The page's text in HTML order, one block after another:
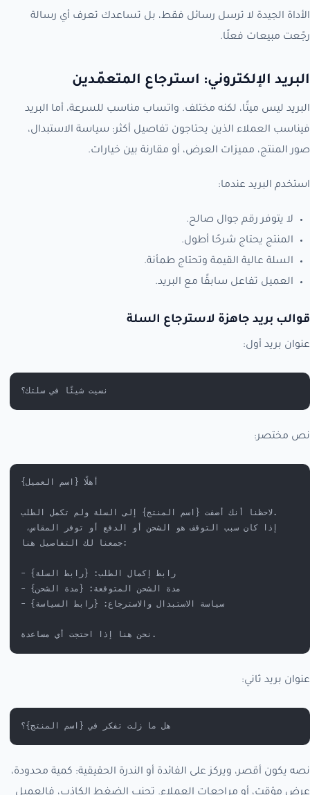
الأداة الجيدة لا ترسل رسائل فقط، بل تساعدك تعرف أي رسالة
رجّعت مبيعات فعلًا.
البريد الإلكتروني: استرجاع المتعمّدين
البريد ليس ميتًا، لكنه مختلف. واتساب مناسب للسرعة، أما البريد
فيناسب العملاء الذين يحتاجون تفاصيل أكثر: سياسة الاستبدال،
صور المنتج، مميزات العرض، أو مقارنة بين خيارات.
استخدم البريد عندما:
لا يتوفر رقم جوال صالح.
المنتج يحتاج شرحًا أطول.
السلة عالية القيمة وتحتاج طمأنة.
العميل تفاعل سابقًا مع البريد.
قوالب بريد جاهزة لاسترجاع السلة
عنوان بريد أول:
نسيت شيئًا في سلتك؟
نص مختصر:
أهلًا {اسم العميل}
لاحظنا أنك أضفت {اسم المنتج} إلى السلة ولم تكمل الطلب.
جمعنا لك التفاصيل هنا:
- رابط إكمال الطلب: {رابط السلة}
- مدة الشحن المتوقعة: {مدة الشحن}
- سياسة الاستبدال والاسترجاع: {رابط السياسة}
نحن هنا إذا احتجت أي مساعدة.
عنوان بريد ثاني:
هل ما زلت تفكر في {اسم المنتج}؟
نصه يكون أقصر، ويركز على الفائدة أو الندرة الحقيقية: كمية محدودة،